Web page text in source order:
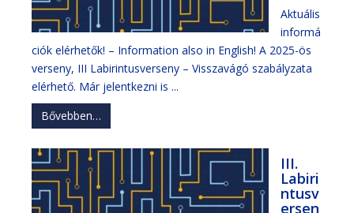
Aktuális
informá
ciók elérhetők! – Information also in English! A 2025-ös
verseny, III Labirintusverseny – Visszavágó szabályzata
elérhető. Már jelentkezni is ...
Bővebben…
III.
Labiri
ntusv
ersen